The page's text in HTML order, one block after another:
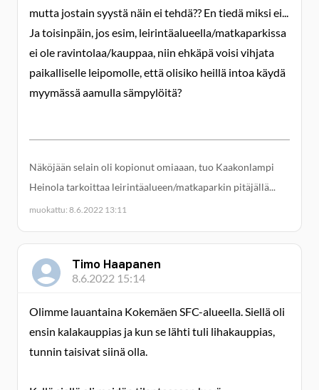
mutta jostain syystä näin ei tehdä?? En tiedä miksi ei...
Ja toisinpäin, jos esim, leirintäalueella/matkaparkissa
ei ole ravintolaa/kauppaa, niin ehkäpä voisi vihjata
paikalliselle leipomolle, että olisiko heillä intoa käydä
myymässä aamulla sämpylöitä?
Näköjään selain oli kopionut omiaaan, tuo Kaakonlampi
Heinola tarkoittaa leirintäalueen/matkaparkin pitäjällä...
muokattu: 8.6.2022 13:11
Timo Haapanen
8.6.2022 15:14
Olimme lauantaina Kokemäen SFC-alueella. Siellä oli
ensin kalakauppias ja kun se lähti tuli lihakauppias,
tunnin taisivat siinä olla.